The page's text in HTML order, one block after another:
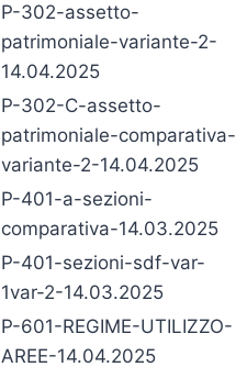
P-302-assetto-
patrimoniale-variante-2-
14.04.2025
P-302-C-assetto-
patrimoniale-comparativa-
variante-2-14.04.2025
P-401-a-sezioni-
comparativa-14.03.2025
P-401-sezioni-sdf-var-
1var-2-14.03.2025
P-601-REGIME-UTILIZZO-
AREE-14.04.2025